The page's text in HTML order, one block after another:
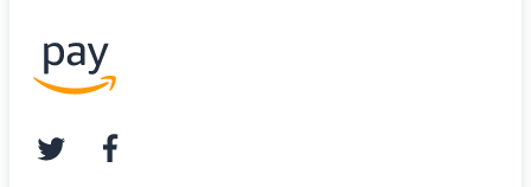
twitterfacebook